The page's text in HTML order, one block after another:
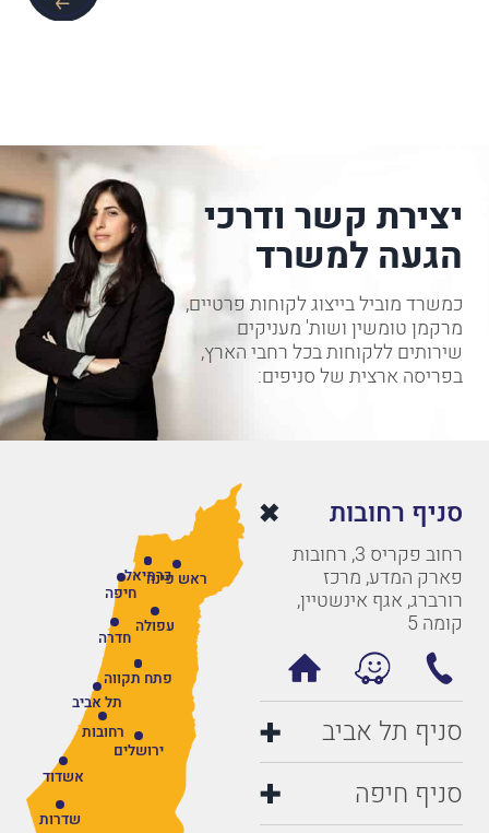
יצירת קשר ודרכי
הגעה למשרד
כמשרד מוביל בייצוג לקוחות פרטיים,
מרקמן טומשין ושות' מעניקים
שירותים ללקוחות בכל רחבי הארץ,
בפריסה ארצית של סניפים:
סניף רחובות
רחוב פקריס 3, רחובות
פארק המדע, מרכז
רורברג, אגף אינשטיין,
קומה 5
סניף תל אביב
סניף חיפה
רחובות
תל אביב
חיפה
ירושלים
פתח תקווה
חדרה
אשדוד
שדרות
עפולה
ראש פינהכרמיאל